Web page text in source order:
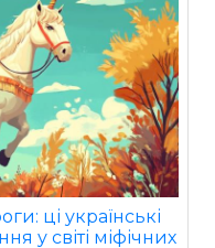
ці українські
у світі міфічних